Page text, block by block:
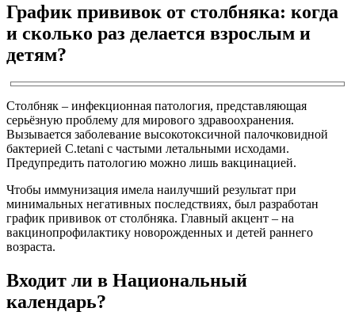
График прививок от столбняка: когда
и сколько раз делается взрослым и
детям?
Столбняк – инфекционная патология, представляющая
серьёзную проблему для мирового здравоохранения.
Вызывается заболевание высокотоксичной палочковидной
бактерией С.tetani с частыми летальными исходами.
Предупредить патологию можно лишь вакцинацией.
Чтобы иммунизация имела наилучший результат при
минимальных негативных последствиях, был разработан
график прививок от столбняка. Главный акцент – на
вакцинопрофилактику новорожденных и детей раннего
возраста.
Входит ли в Национальный
календарь?